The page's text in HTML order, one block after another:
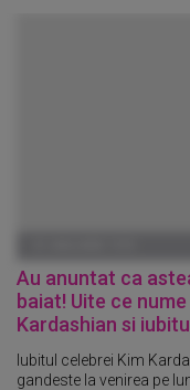
Au anuntat ca
baiat! Uite ce
Kardashian si
Iubitul celebrei Kim
gandeste la venirea pe